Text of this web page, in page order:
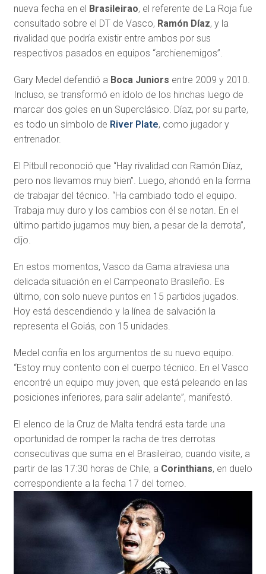
nueva fecha en el Brasileirao, el referente de La Roja fue
consultado sobre el DT de Vasco, Ramón Díaz, y la
rivalidad que podría existir entre ambos por sus
respectivos pasados en equipos “archienemigos”.
Gary Medel defendió a Boca Juniors entre 2009 y 2010.
Incluso, se transformó en ídolo de los hinchas luego de
marcar dos goles en un Superclásico. Díaz, por su parte,
es todo un símbolo de River Plate, como jugador y
entrenador.
El Pitbull reconoció que “Hay rivalidad con Ramón Díaz,
pero nos llevamos muy bien”. Luego, ahondó en la forma
de trabajar del técnico. “Ha cambiado todo el equipo.
Trabaja muy duro y los cambios con él se notan. En el
último partido jugamos muy bien, a pesar de la derrota”,
dijo.
En estos momentos, Vasco da Gama atraviesa una
delicada situación en el Campeonato Brasileño. Es
último, con solo nueve puntos en 15 partidos jugados.
Hoy está descendiendo y la línea de salvación la
representa el Goiás, con 15 unidades.
Medel confía en los argumentos de su nuevo equipo.
“Estoy muy contento con el cuerpo técnico. En el Vasco
encontré un equipo muy joven, que está peleando en las
posiciones inferiores, para salir adelante”, manifestó.
El elenco de la Cruz de Malta tendrá esta tarde una
oportunidad de romper la racha de tres derrotas
consecutivas que suma en el Brasileirao, cuando visite, a
partir de las 17:30 horas de Chile, a Corinthians, en duelo
correspondiente a la fecha 17 del torneo.